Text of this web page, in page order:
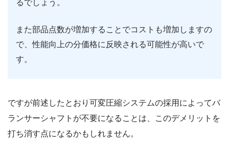
るでしょう。
また部品点数が増加することでコストも増加しますの
で、性能向上の分価格に反映される可能性が高いで
す。
ですが前述したとおり可変圧縮システムの採用によってバ
ランサーシャフトが不要になることは、このデメリットを
打ち消す点になるかもしれません。